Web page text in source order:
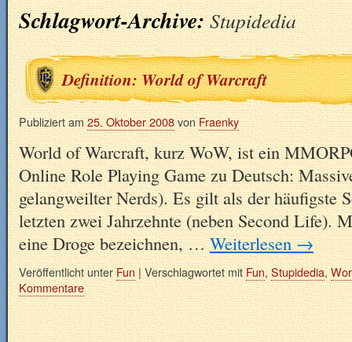
Schlagwort-Archive:Stupidedia
Definition: World of Warcraft
Publiziert am 25. Oktober 2008von Fraenky
World of Warcraft, kurz WoW, ist ein
Online Role Playing Game zu Deutsch:
gelangweilter Nerds). Es gilt als der häufigste
letzten zwei Jahrzehnte (neben Second Life).
eine Droge bezeichnen, …Weiterlesen→
Veröffentlicht unterFun | Verschlagwortet mitFun,Stupidedia,
Kommentare